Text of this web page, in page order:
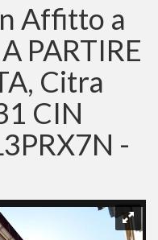
Affitto a
PARTIRE
Citra
CIN
-